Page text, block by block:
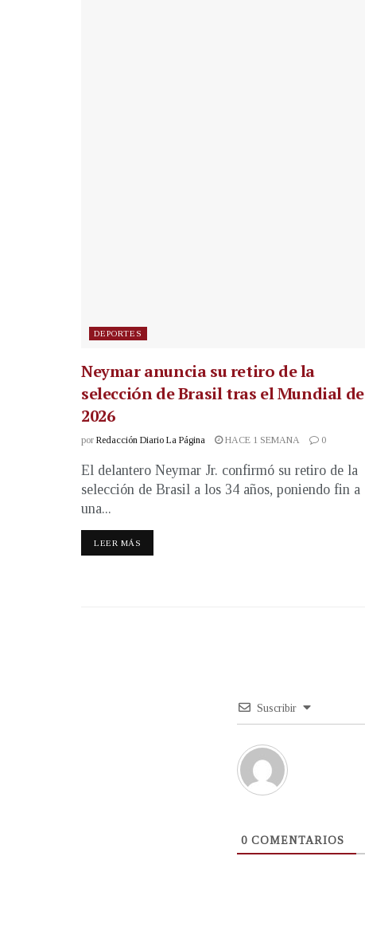
DEPORTES
Neymar anuncia su retiro de la
selección de Brasil tras el Mundial de
2026
por Redacción Diario La Página HACE 1 SEMANA 0
El delantero Neymar Jr. confirmó su retiro de la
selección de Brasil a los 34 años, poniendo fin a
una...
LEER MÁS
Suscribir
0 COMENTARIOS